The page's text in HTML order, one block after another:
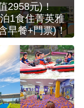
2958元)！
1食住菁英雅
早餐+門票)！